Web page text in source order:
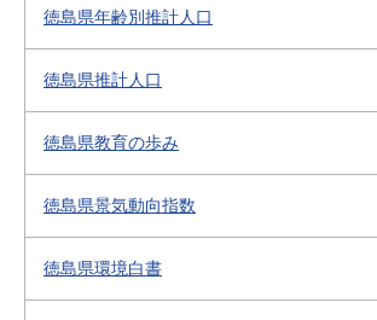
徳島県年齢別推計人口
徳島県推計人口
徳島県教育の歩み
徳島県景気動向指数
徳島県環境白書